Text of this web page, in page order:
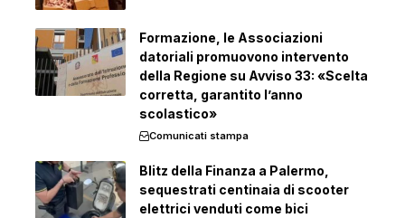
Formazione, le Associazioni
datoriali promuovono intervento
della Regione su Avviso 33: «Scelta
corretta, garantito l’anno
scolastico»
Comunicati stampa
Blitz della Finanza a Palermo,
sequestrati centinaia di scooter
elettrici venduti come bici